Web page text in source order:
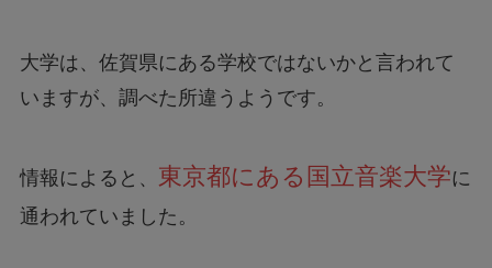
大学は、佐賀県にある学校ではないかと言われて
いますが、調べた所違うようです。
情報によると、 東京都にある国立音楽大学に
通われていました。